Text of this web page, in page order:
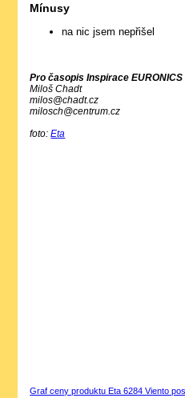
Mínusy
na nic jsem nepřišel
Pro časopis Inspirace EURONICS
Miloš Chadt
milos@chadt.cz
milosch@centrum.cz
foto:Eta
Graf ceny produktu Eta 6284 Viento